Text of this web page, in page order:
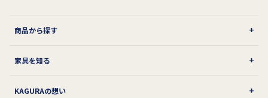
商品から探す
家具を知る
KAGURAの想い